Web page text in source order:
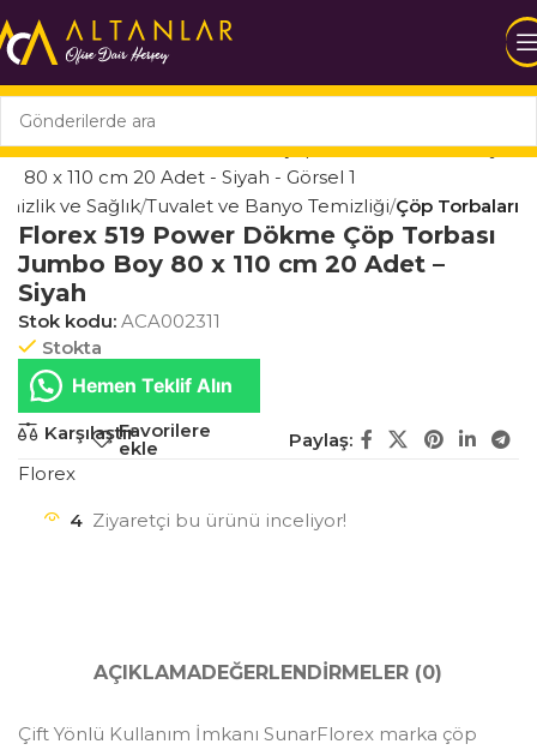
ve Sağlık Tuvalet ve Banyo Temizliği Çöp Torbaları
Florex 519 Power Dökme Çöp Torbası
Jumbo Boy 80 x 110 cm 20 Adet –
Siyah
Stok kodu: ACA002311
Stokta
Hemen Teklif Alın
KarşılaştırFavorilere
ekle
Paylaş:
Florex
4 Ziyaretçi bu ürünü inceliyor!
AÇIKLAMADEĞERLENDIRMELER (0)
Çift Yönlü Kullanım İmkanı SunarFlorex marka çöp